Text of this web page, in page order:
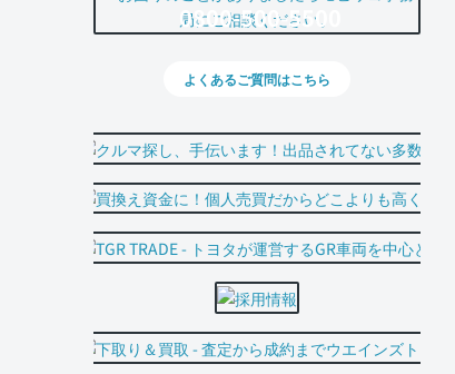
0800-500-5500
よくあるご質問はこちら